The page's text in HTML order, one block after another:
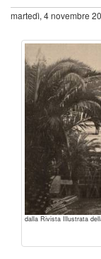
martedì, 4 novembre
dalla Rivista Illustrata